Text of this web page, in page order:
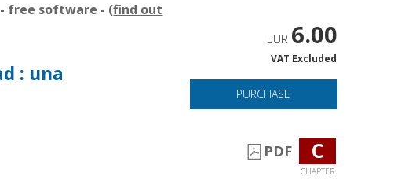
free software - (find out
: una
EUR 6.00
VAT Excluded
PURCHASE
PDF C
CHAPTER